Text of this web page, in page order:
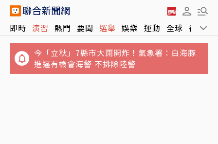
即時 演習 熱門 要聞 選舉 娛樂 運動 全球 社會
今「立秋」7縣市大雨開炸！氣象署：白海豚
進逼有機會海警 不排除陸警